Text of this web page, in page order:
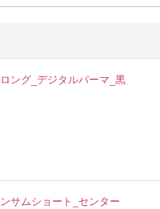
ング_デジタルパーマ_黒
サムショート_センター